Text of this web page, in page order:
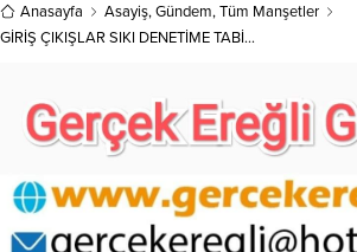
Anasayfa Asayiş,Gündem,Tüm Manşetler
GİRİŞ ÇIKIŞLAR SIKI DENETİME TABİ…